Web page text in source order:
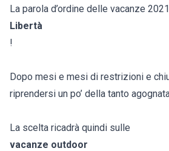
La parola d’ordine delle vacanze
Libertà
!
Dopo mesi e mesi di restrizioni e
riprendersi un po’ della tanto
La scelta ricadrà quindi sulle
vacanze outdoor